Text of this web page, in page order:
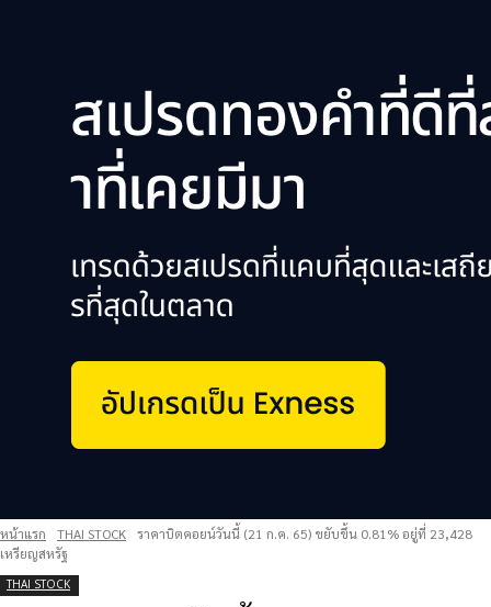
หน้าแรก THAI STOCK
ราคาบิตคอยน์วันนี้ (21 ก.ค. 65) ขยับขึ้น 0.81% อยู่ที่ 23,428
เหรียญสหรัฐ
THAI STOCK